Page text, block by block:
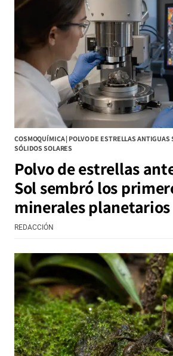
COSMOQUÍMICA | POLVO DE ESTRELLAS ANTIGUAS
SÓLIDOS SOLARES
Polvo de estrellas
Sol sembró los
minerales planetarios
REDACCIÓN